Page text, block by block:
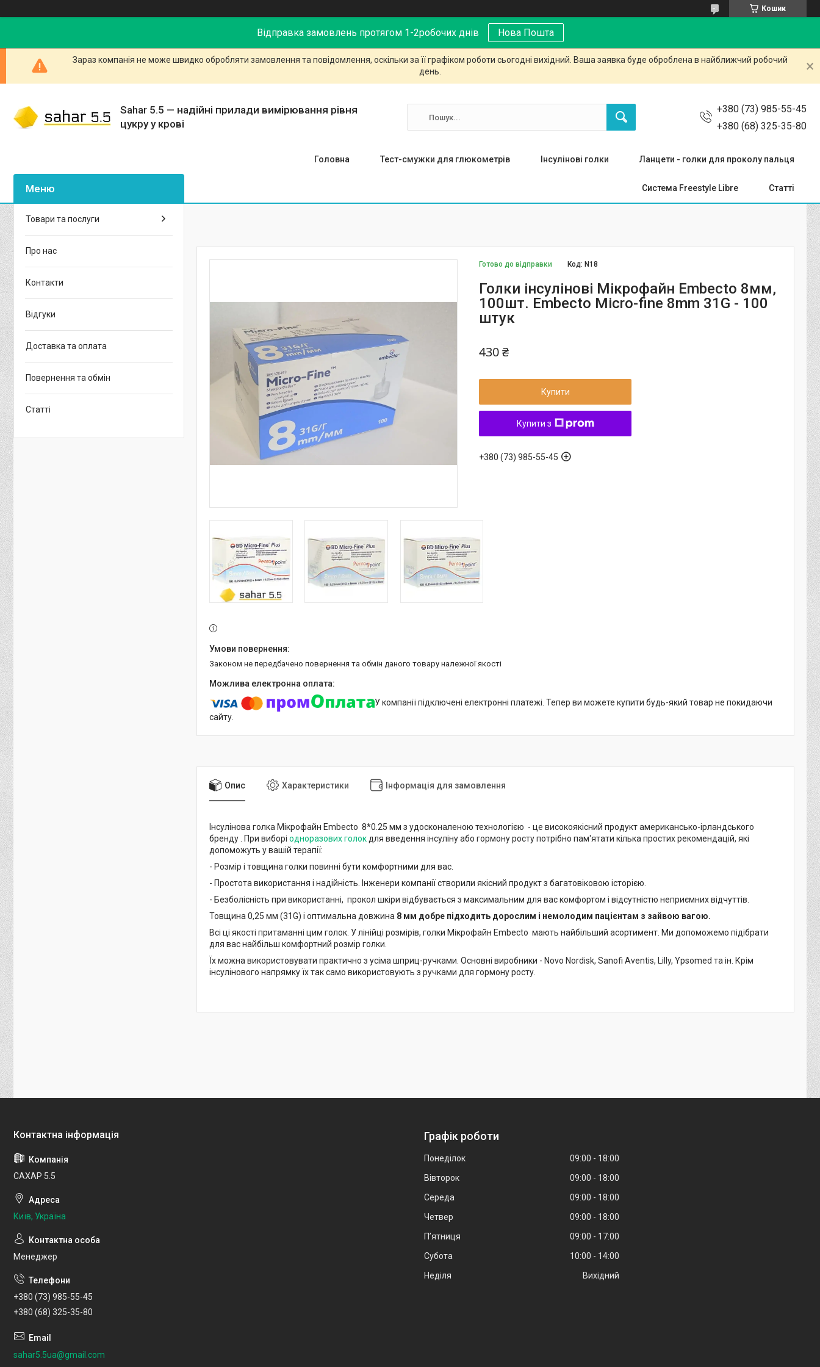
Кошик
Відправка замовлень протягом 1-2робочих днів Нова Пошта
Зараз компанія не може швидко обробляти замовлення та повідомлення, оскільки за її графіком роботи сьогодні вихідний. Ваша заявка буде оброблена в найближчий робочий
день.
Sahar 5.5 — надійні прилади вимірювання рівня
цукру у крові
+380 (73) 985-55-45
+380 (68) 325-35-80
Головна Тест-смужки для глюкометрів Інсулінові голки Ланцети - голки для проколу пальця
Система Freestyle Libre Статті
Готово до відправки Код:N18
Голки інсулінові Мікрофайн Embecto 8мм,
100шт. Embecto Micro-fine 8mm 31G - 100
штук
430 ₴
Купити
Купити з
+380 (73) 985-55-45
Законом не передбачено повернення та обмін даного товару належної якості
У компанії підключені електронні платежі. Тепер ви можете купити будь-який товар не покидаючи
сайту.
Опис Характеристики Інформація для замовлення
Інсулінова голка Мікрофайн Embecto 8*0.25 мм з удосконаленою технологією - це високоякісний продукт американсько-ірландського
бренду . При виборі одноразових голокдля введення інсуліну або гормону росту потрібно пам'ятати кілька простих рекомендацій, які
допоможуть у вашій терапії:
- Розмір і товщина голки повинні бути комфортними для вас.
- Простота використання і надійність. Інженери компанії створили якісний продукт з багатовіковою історією.
- Безболісність при використанні, прокол шкіри відбувається з максимальним для вас комфортом і відсутністю неприємних відчуттів.
Товщина 0,25 мм (31G) і оптимальна довжина 8 мм добре підходить дорослим і немолодим пацієнтам з зайвою вагою.
Всі ці якості притаманні цим голок. У лінійці розмірів, голки Мікрофайн Embecto мають найбільший асортимент. Ми допоможемо підібрати
для вас найбільш комфортний розмір голки.
Їх можна використовувати практично з усіма шприц-ручками. Основні виробники - Novo Nordisk, Sanofi Aventis, Lilly, Ypsomed та ін. Крім
інсулінового напрямку їх так само використовують з ручками для гормону росту.
Товари та послуги
Про нас
Контакти
Відгуки
Доставка та оплата
Повернення та обмін
Статті
САХАР 5.5
Київ, Україна
Менеджер
+380 (73) 985-55-45
+380 (68) 325-35-80
sahar5.5ua@gmail.com
Графік роботи
Понеділок 09:00
18:00
Вівторок
09:00
18:00
Середа
09:00
18:00
Четвер
09:00
18:00
Пʼятниця
09:00
17:00
Субота
10:00
14:00
Неділя
Вихідний